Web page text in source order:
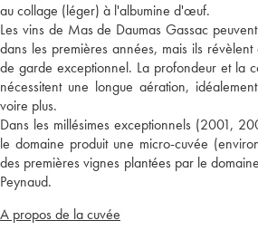
au collage (léger) à l'albumine d'œuf.
Les vins de Mas de Daumas Gassac
dans les premières années, mais ils
de garde exceptionnel. La profondeur et la
nécessitent une longue aération,
voire plus.
Dans les millésimes exceptionnels (2001,
le domaine produit une micro-cuvée
des premières vignes plantées par le
Peynaud.
A propos de la cuvée